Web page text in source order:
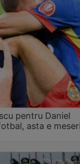
pentru Daniel
asta e